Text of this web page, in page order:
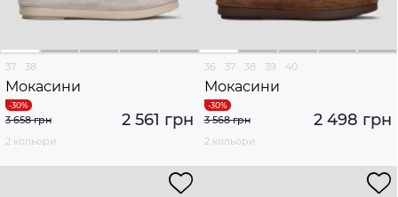
37 38
Мокасини
2 561 грн
3 658 грн
2 кольори
36 37 38 39 40
Мокасини
2 498 грн
3 568 грн
2 кольори